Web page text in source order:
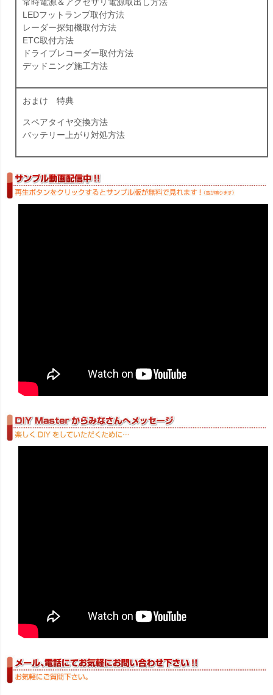
常時電源＆アクセサリ電源取出し方法
LEDフットランプ取付方法
レーダー探知機取付方法
ETC取付方法
ドライブレコーダー取付方法
デッドニング施工方法
おまけ 特典
スペアタイヤ交換方法
バッテリー上がり対処方法